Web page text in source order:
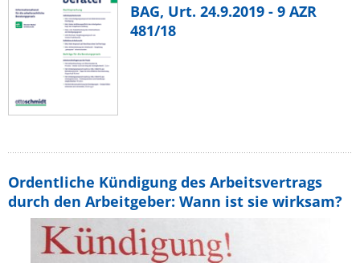
BAG, Urt. 24.9.2019 - 9 AZR
481/18
Ordentliche Kündigung des Arbeitsvertrags
durch den Arbeitgeber: Wann ist sie wirksam?